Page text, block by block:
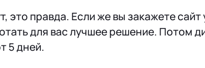
это правда. Если же вы закажете
для вас лучшее решение. Потом
5 дней.